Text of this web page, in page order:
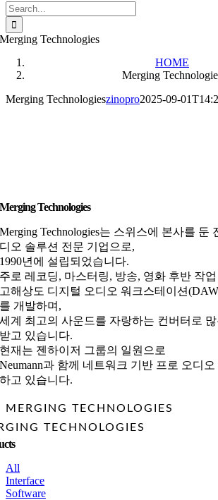
Search
for:
Merging Technologies
HOME
Merging
Merging Technologieszinopro2025-09-
Merging Technologies
Merging Technologies는 스위스에 본사를 둔
디오 솔루션 전문 기업으로,
1990년에 설립되었습니다.
주로 레코딩, 마스터링, 방송, 영화 후반 작
고해상도 디지털 오디오 워크스테이션
를 개발하며,
세계 최고의 사운드를 자랑하는 컨버터로
받고 있습니다.
현재는 젠하이저 그룹의 일원으로
Neumann과 함께 네트워크 기반 프로 오디
하고 있습니다.
MERGING TECHNOLOGIES
TECHNOLOGIES
All
Interface
Software